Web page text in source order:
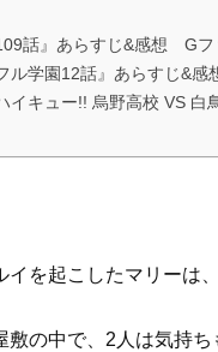
109話』あらすじ&感想 G
ル学園12話』あらすじ
イキュー!! 烏野高校 VS
を起こしたマリーは
の中で、2人は気持ち